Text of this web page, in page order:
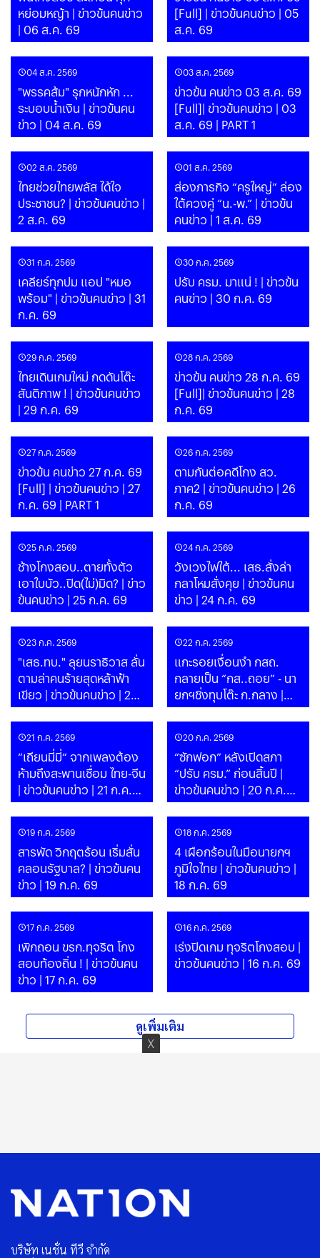
หย่อมหญ้า | ข่าวข้นคนข่าว
| 06 ส.ค. 69
[Full] | ข่าวข้นคนข่าว | 05
ส.ค. 69
04 ส.ค. 2569
"พรรคส้ม" รุกหนักหัก ...
ระบอบน้ำเงิน | ข่าวข้นคน
ข่าว | 04 ส.ค. 69
03 ส.ค. 2569
ข่าวข้น คนข่าว 03 ส.ค. 69
[Full]| ข่าวข้นคนข่าว | 03
ส.ค. 69 | PART 1
02 ส.ค. 2569
ไทยช่วยไทยพลัส ได้ใจ
ประชาชน? | ข่าวข้นคนข่าว |
2 ส.ค. 69
01 ส.ค. 2569
ส่องภารกิจ “ครูใหญ่” ล่อง
ใต้ควงคู่ “น.-พ.” | ข่าวข้น
คนข่าว | 1 ส.ค. 69
31 ก.ค. 2569
เคลียร์ทุกปม แอป "หมอ
พร้อม" | ข่าวข้นคนข่าว | 31
ก.ค. 69
30 ก.ค. 2569
ปรับ ครม. มาแน่ ! | ข่าวข้น
คนข่าว | 30 ก.ค. 69
29 ก.ค. 2569
ไทยเดินเกมใหม่ กดดันโต๊ะ
สันติภาพ ! | ข่าวข้นคนข่าว
| 29 ก.ค. 69
28 ก.ค. 2569
ข่าวข้น คนข่าว 28 ก.ค. 69
[Full]| ข่าวข้นคนข่าว | 28
ก.ค. 69
27 ก.ค. 2569
ข่าวข้น คนข่าว 27 ก.ค. 69
[Full] | ข่าวข้นคนข่าว | 27
ก.ค. 69 | PART 1
26 ก.ค. 2569
ตามกันต่อคดีโกง สว.
ภาค2 | ข่าวข้นคนข่าว | 26
ก.ค. 69
25 ก.ค. 2569
ช้างโกงสอบ..ตายทั้งตัว
เอาใบบัว..ปิด(ไม่)มิด? | ข่าว
ข้นคนข่าว | 25 ก.ค. 69
24 ก.ค. 2569
วังเวงไฟใต้... เสธ.สั่งล่า
กลาโหมสั่งคุย | ข่าวข้นคน
ข่าว | 24 ก.ค. 69
23 ก.ค. 2569
"เสธ.ทบ." ลุยนราธิวาส ลั่น
ตามล่าคนร้ายสุดหล้าฟ้า
เขียว | ข่าวข้นคนข่าว | 23
ก.ค. 69
22 ก.ค. 2569
แกะรอยเงื่อนงำ กสถ.
กลายเป็น “กส..ถอย” - นา
ยกฯชิ่งทุบโต๊ะ ก.กลาง |
ข่าวข้นคนข่าว | 22 ก.ค. 69
21 ก.ค. 2569
“เถียนมี่มี่“ จากเพลงต้อง
ห้ามถึงสะพานเชื่อม ไทย-จีน
| ข่าวข้นคนข่าว | 21 ก.ค.
69
20 ก.ค. 2569
“ซักฟอก” หลังเปิดสภา
“ปรับ ครม.” ก่อนสิ้นปี |
ข่าวข้นคนข่าว | 20 ก.ค.
69
19 ก.ค. 2569
สารพัด วิกฤตร้อน เริ่มสั่น
คลอนรัฐบาล? | ข่าวข้นคน
ข่าว | 19 ก.ค. 69
18 ก.ค. 2569
4 เผือกร้อนในมือนายกฯ
ภูมิใจไทย | ข่าวข้นคนข่าว |
18 ก.ค. 69
17 ก.ค. 2569
เพิกถอน ขรก.ทุจริต โกง
สอบท้องถิ่น ! | ข่าวข้นคน
ข่าว | 17 ก.ค. 69
16 ก.ค. 2569
เร่งปิดเกม ทุจริตโกงสอบ |
ข่าวข้นคนข่าว | 16 ก.ค. 69
ดูเพิ่มเติม
บริษัท เนชั่น ทีวี จำกัด